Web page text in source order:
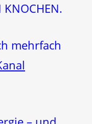
KNOCHEN.
mehrfach